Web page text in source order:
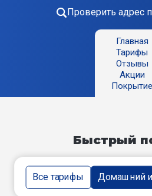
Проверить адрес
Главная
Тарифы
Отзывы
Акции
Покрытие
Быстрый
Все тарифы Домашний